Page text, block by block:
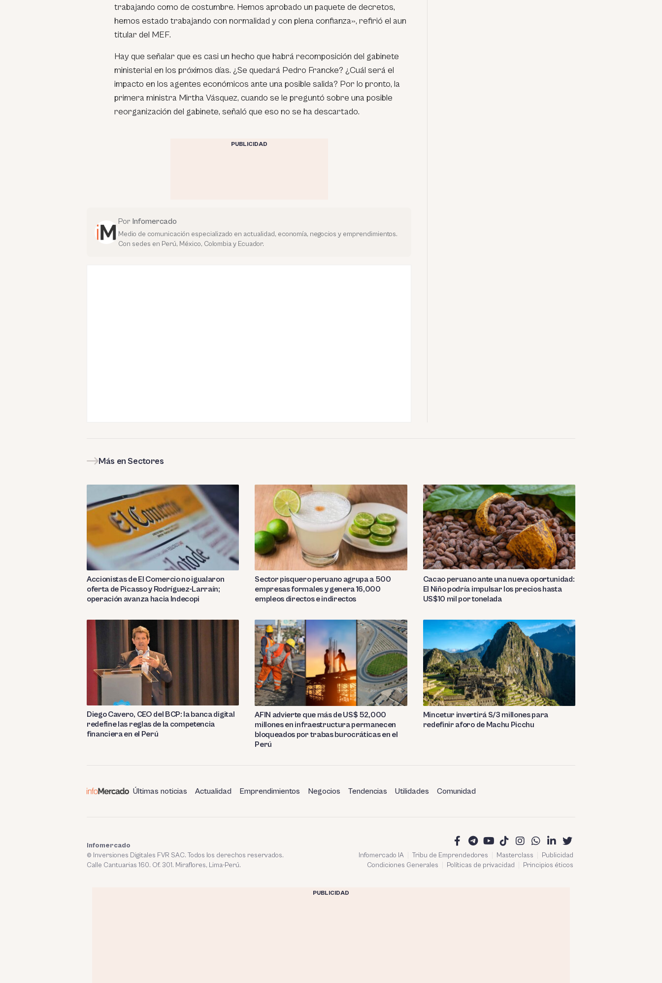
trabajando como de costumbre. Hemos aprobado un paquete de decretos,
hemos estado trabajando con normalidad y con plena confianza», refirió el aun
titular del MEF.
Hay que señalar que es casi un hecho que habrá recomposición del gabinete
ministerial en los próximos días. ¿Se quedará Pedro Francke? ¿Cuál será el
impacto en los agentes económicos ante una posible salida? Por lo pronto, la
primera ministra Mirtha Vásquez, cuando se le preguntó sobre una posible
reorganización del gabinete, señaló que eso no se ha descartado.
PUBLICIDAD
Por Infomercado
Medio de comunicación especializado en actualidad, economía, negocios y emprendimientos.
Con sedes en Perú, México, Colombia y Ecuador.
Más en Sectores
Accionistas de El Comercio no igualaron
oferta de Picasso y Rodríguez-Larraín;
operación avanza hacia Indecopi
Sector pisquero peruano agrupa a 500
empresas formales y genera 16,000
empleos directos e indirectos
Cacao peruano ante una nueva oportunidad:
El Niño podría impulsar los precios hasta
US$10 mil por tonelada
Diego Cavero, CEO del BCP: la banca digital
redefine las reglas de la competencia
financiera en el Perú
AFIN advierte que más de US$ 52,000
millones en infraestructura permanecen
bloqueados por trabas burocráticas en el
Perú
Mincetur invertirá S/3 millones para
redefinir aforo de Machu Picchu
Últimas noticias Actualidad Emprendimientos Negocios Tendencias Utilidades Comunidad
Infomercado IA Tribu de Emprendedores Masterclass
Publicidad
Condiciones Generales
Políticas de privacidad Principios éticos
Infomercado
© Inversiones Digitales FVR SAC. Todos los derechos reservados.
Calle Cantuarias 160. Of. 301. Miraflores, Lima-Perú.
PUBLICIDAD